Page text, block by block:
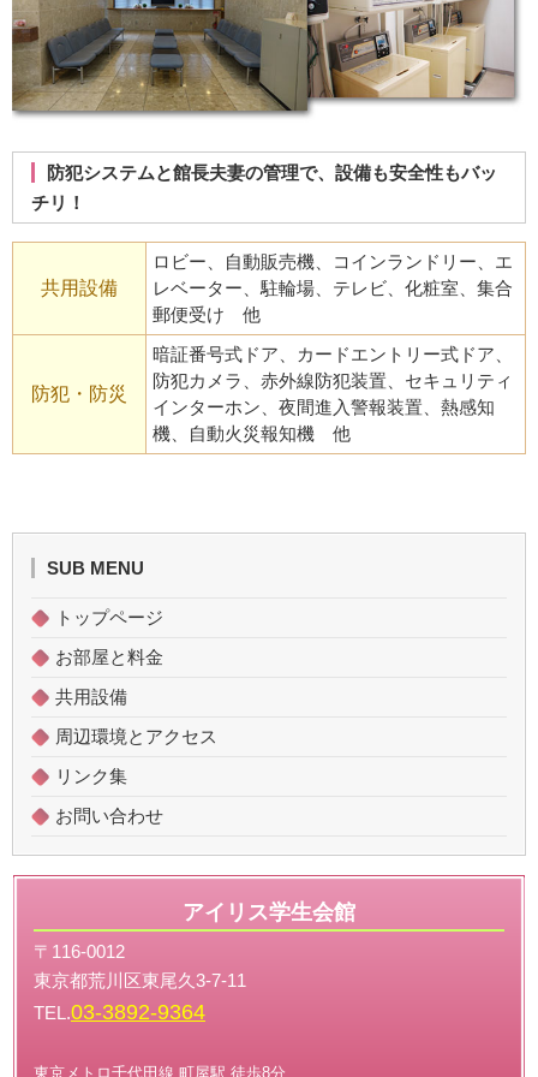
防犯システムと館長夫妻の管理で、設備も安全性もバッ
チリ！
共用設備
ロビー、自動販売機、コインランドリー、エ
レベーター、駐輪場、テレビ、化粧室、集合
郵便受け 他
防犯・防災
暗証番号式ドア、カードエントリー式ドア、
防犯カメラ、赤外線防犯装置、セキュリティ
インターホン、夜間進入警報装置、熱感知
機、自動火災報知機 他
SUB MENU
トップページ
お部屋と料金
共用設備
周辺環境とアクセス
リンク集
お問い合わせ
アイリス学生会館
〒116-0012
東京都荒川区東尾久3-7-11
TEL.03-3892-9364
東京メトロ千代田線 町屋駅 徒歩8分